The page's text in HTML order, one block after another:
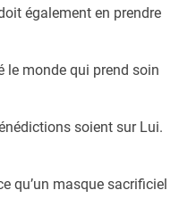
également en prendre
le monde qui prend soin
soient sur Lui.
qu’un masque sacrificiel